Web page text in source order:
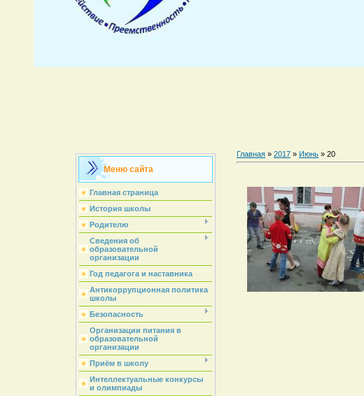
Меню сайта
Главная страница
История школы
Родителю
Сведения об
образовательной
организации
Год педагога и наставника
Антикоррупционная политика
школы
Безопасность
Организации питания в
образовательной
организации
Приём в школу
Интеллектуальные конкурсы
и олимпиады
Главная » 2017 » Июнь » 20